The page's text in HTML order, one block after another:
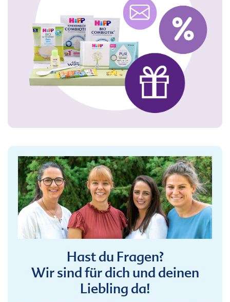
Hast du Fragen?
Wir sind für dich und deinen
Liebling da!